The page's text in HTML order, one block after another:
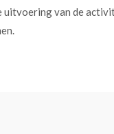
uitvoering van de